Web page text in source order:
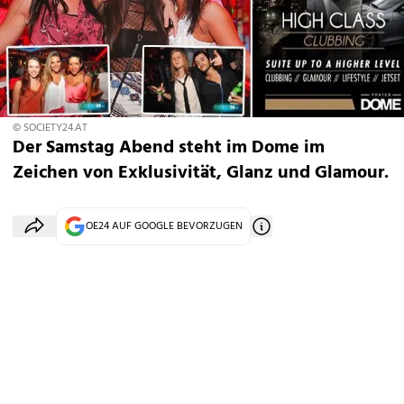
© SOCIETY24.AT
Der Samstag Abend steht im Dome im
Zeichen von Exklusivität, Glanz und Glamour.
OE24 AUF GOOGLE BEVORZUGEN